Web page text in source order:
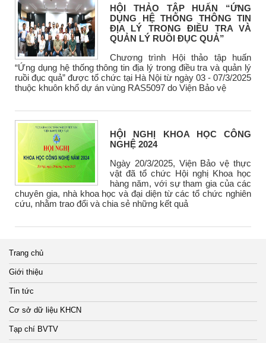
HỘI THẢO TẬP HUẤN “ỨNG
DỤNG HỆ THỐNG THÔNG TIN
ĐỊA LÝ TRONG ĐIỀU TRA VÀ
QUẢN LÝ RUỒI ĐỤC QUẢ”
Chương trình Hội thảo tập huấn
“Ứng dụng hệ thống thông tin địa lý trong điều tra và quản lý
ruồi đục quả” được tổ chức tại Hà Nội từ ngày 03 - 07/3/2025
thuộc khuôn khổ dự án vùng RAS5097 do Viện Bảo vệ
HỘI NGHỊ KHOA HỌC CÔNG
NGHỆ 2024
Ngày 20/3/2025, Viện Bảo vệ thực
vật đã tổ chức Hội nghị Khoa học
hàng năm, với sự tham gia của các
chuyên gia, nhà khoa học và đại diện từ các tổ chức nghiên
cứu, nhằm trao đổi và chia sẻ những kết quả
Trang chủ
Giới thiệu
Tin tức
Cơ sở dữ liệu KHCN
Tạp chí BVTV